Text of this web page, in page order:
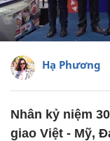
Hạ Phương
Nhân kỷ niệm
giao Việt - Mỹ,